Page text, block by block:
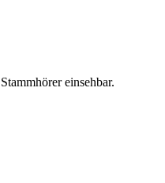
einsehbar.